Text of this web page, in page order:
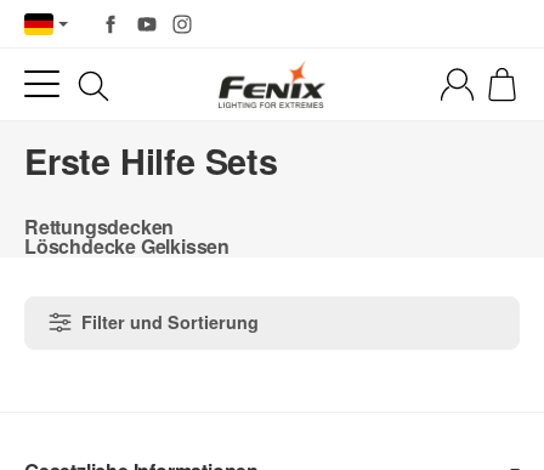
Erste Hilfe Sets
Rettungsdecken
Löschdecke Gelkissen
Filter und Sortierung